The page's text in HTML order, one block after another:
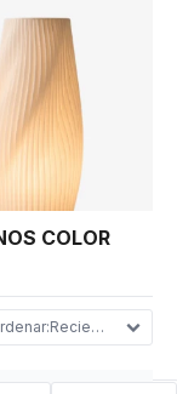
COLOR
Recientes